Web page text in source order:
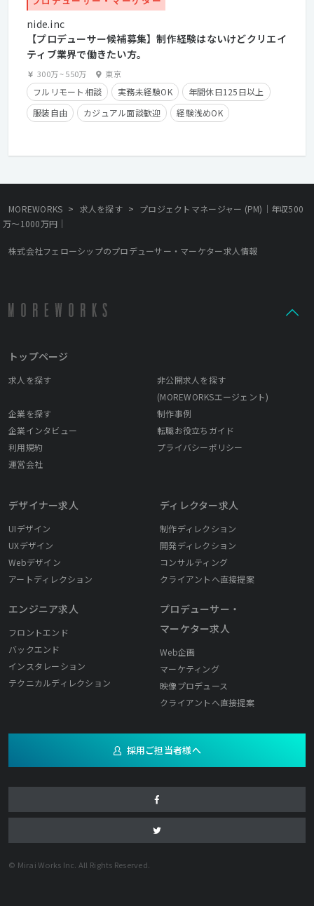
nide.inc
【プロデューサー候補募集】制作経験はないけどクリエイ
ティブ業界で働きたい方。
300万~550万 東京
フルリモート相談 実務未経験OK
年間休日125日以上
服装自由
カジュアル面談歓迎
経験浅めOK
産休・育休実績有り
フレックスタイム制
学歴不問
MOREWORKS > 求人を探す > プロジェクトマネージャー (PM)｜年収500
万〜1000万円｜
株式会社フェローシップのプロデューサー・マーケター求人情報
トップページ
求人を探す
非公開求人を探す
(MOREWORKSエージェント)
企業を探す
制作事例
企業インタビュー
転職お役立ちガイド
利用規約
プライバシーポリシー
運営会社
デザイナー求人
UIデザイン
UXデザイン
Webデザイン
アートディレクション
エンジニア求人
フロントエンド
バックエンド
インスタレーション
テクニカルディレクション
ディレクター求人
制作ディレクション
開発ディレクション
コンサルティング
クライアントへ直接提案
プロデューサー・
マーケター求人
Web企画
マーケティング
映像プロデュース
クライアントへ直接提案
採用ご担当者様へ
© Mirai Works Inc. All Rights Reserved.